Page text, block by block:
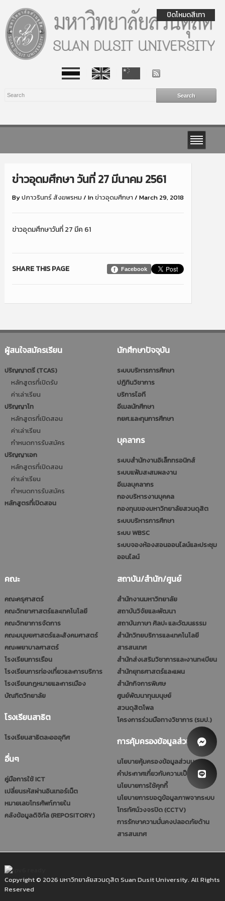
ข่าวอุดมศึกษา วันที่ 27 มีนาคม 2561
Byปภาวรินทร์ สังฆพรหม / Inข่าวอุดมศึกษา/ March 29, 2018
ข่าวอุดมศึกษาวันที่ 27 มีค 61
Facebook
SHARE THIS PAGE
ผู้สนใจสมัครเรียน
ปริญญาตรี (TCAS)
หลักสูตรที่เปิดรับ
ค่าเล่าเรียน
ปริญญาโท
หลักสูตรที่เปิดสอน
ค่าเล่าเรียน
กำหนดการรับสมัคร
ปริญญาเอก
หลักสูตรที่เปิดสอน
ค่าเล่าเรียน
กำหนดการรับสมัคร
หลักสูตรที่เปิดสอน
นักศึกษาปัจจุบัน
ระบบบริหารการศึกษา
ปฎิทินวิชาการ
บริการไอที
อีเมลนักศึกษา
กยศ.และทุนการศึกษา
บุคลากร
ระบบสำนักงานอิเล็กทรอนิกส์
ระบบแฟ้มสะสมผลงาน
อีเมลบุคลากร
กองบริหารงานบุคคล
กองทุนของมหาวิทยาลัยสวนดุสิต
ระบบบริหารการศึกษา
ระบบ WBSC
ระบบจองห้องสอนออนไลน์และประชุม
ออนไลน์
คณะ
คณะครุศาสตร์
คณะวิทยาศาสตร์และเทคโนโลยี
คณะวิทยาการจัดการ
คณะมนุษยศาสตร์และสังคมศาสตร์
คณะพยาบาลศาสตร์
โรงเรียนการเรือน
โรงเรียนการท่องเที่ยวและการบริการ
โรงเรียนกฎหมายและการเมือง
บัณฑิตวิทยาลัย
โรงเรียนสาธิต
โรงเรียนสาธิตละอออุทิศ
อื่นๆ
คู่มือการใช้ ICT
เปลี่ยนรหัสผ่านอินเทอร์เน็ต
หมายเลขโทรศัพท์ภายใน
คลังข้อมูลดิจิทัล (REPOSITORY)
สถาบัน/สำนัก/ศูนย์
สำนักงานมหาวิทยาลัย
สถาบันวิจัยและพัฒนา
สถาบันภาษา ศิลปะ และวัฒนธรรม
สำนักวิทยบริการและเทคโนโลยี
สารสนเทศ
สำนักส่งเสริมวิชาการและงานทะเบียน
สำนักยุทธศาสตร์และแผน
สำนักกิจการพิเศษ
ศูนย์พัฒนาทุนมนุษย์
สวนดุสิตโพล
โครงการร่วมมือทางวิชาการ (รมป.)
การคุ้มครองข้อมูลส่วนบุคคล
นโยบายคุ้มครองข้อมูลส่วนบุคคล
คำประกาศเกี่ยวกับความเป็นส่วนตัว
นโยบายการใช้คุกกี้
นโยบายการขอดูข้อมูลภาพจากระบบ
โทรทัศน์วงจรปิด (CCTV)
การรักษาความมั่นคงปลอดภัยด้าน
สารสนเทศ
Copyright © 2026 มหาวิทยาลัยสวนดุสิต Suan Dusit University. All Rights
Reserved
ปิดโหมดสีเทา